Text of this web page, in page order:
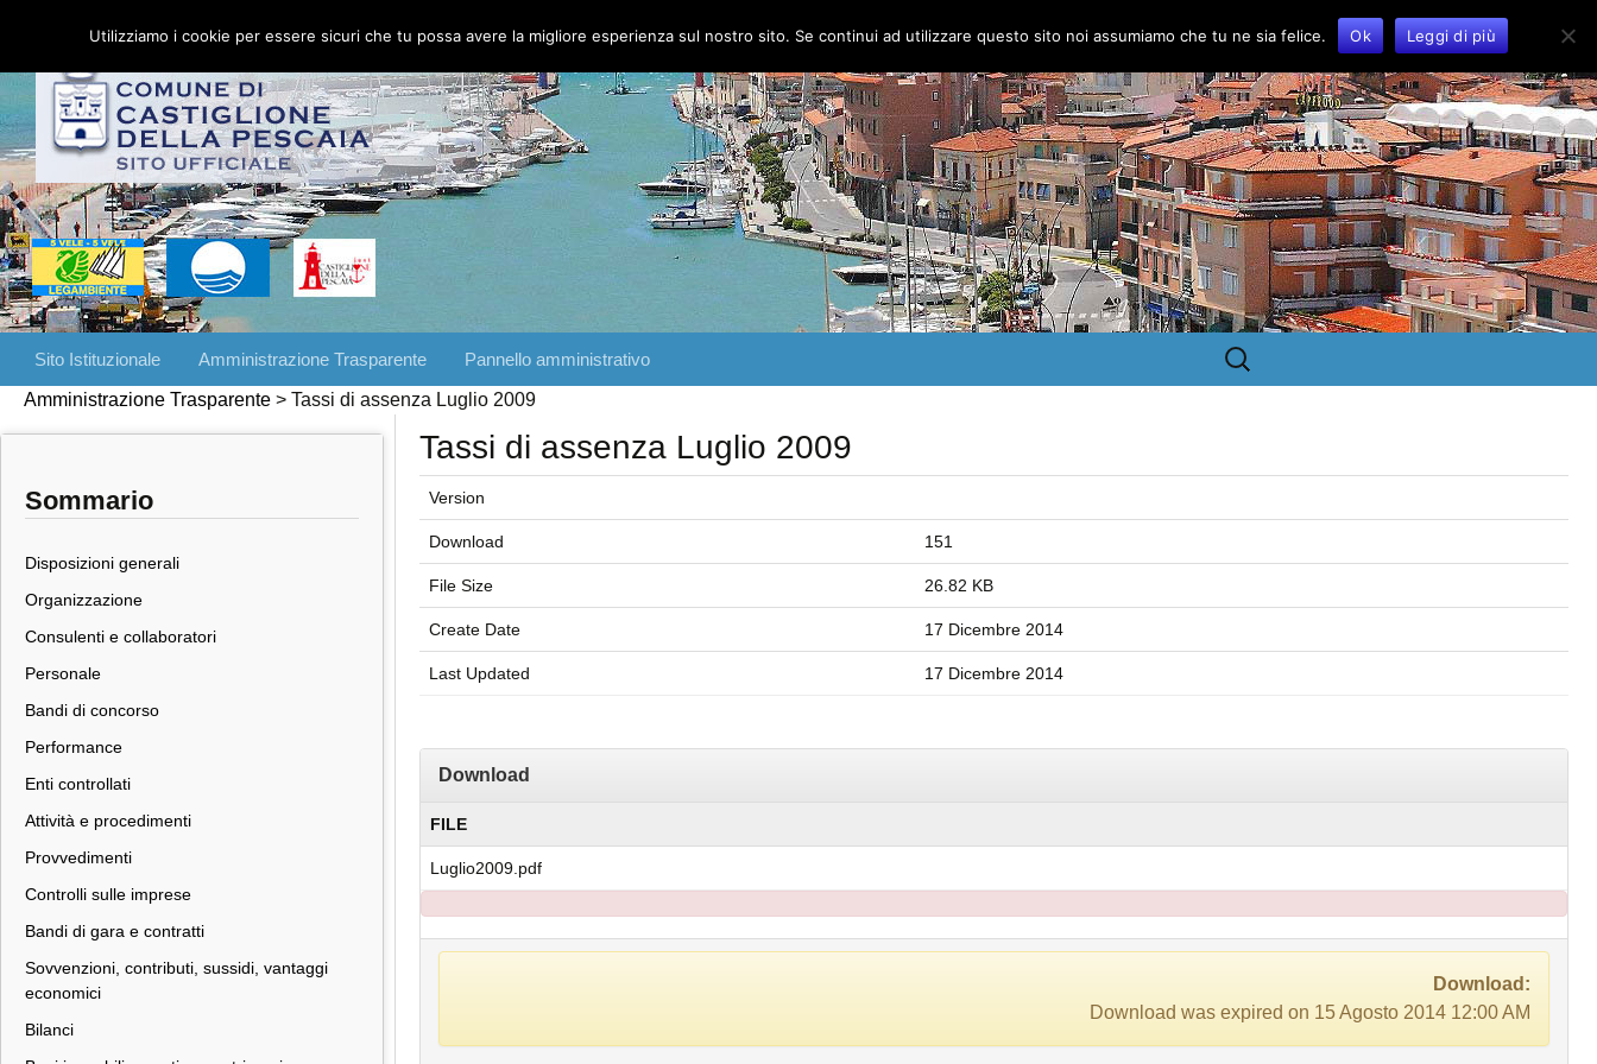
contenuto
Sito Istituzionale Amministrazione Trasparente Pannello amministrativo
Ricerca
per:
Amministrazione Trasparente > Tassi di assenza Luglio 2009
Sommario
Disposizioni generali
Organizzazione
Consulenti e collaboratori
Personale
Bandi di concorso
Performance
Enti controllati
Attività e procedimenti
Provvedimenti
Controlli sulle imprese
Bandi di gara e contratti
Sovvenzioni, contributi, sussidi, vantaggi
economici
Bilanci
Tassi di assenza Luglio 2009
Version
Download 151
File Size 26.82 KB
Create Date 17 Dicembre 2014
Last Updated 17 Dicembre 2014
Download
FILE
Luglio2009.pdf
Download:
Download was expired on 15 Agosto 2014 12:00 AM
Utilizziamo i cookie per essere sicuri che tu possa avere la migliore esperienza sul nostro sito. Se continui ad utilizzare questo sito noi assumiamo che tu ne sia felice. Ok Leggi di più